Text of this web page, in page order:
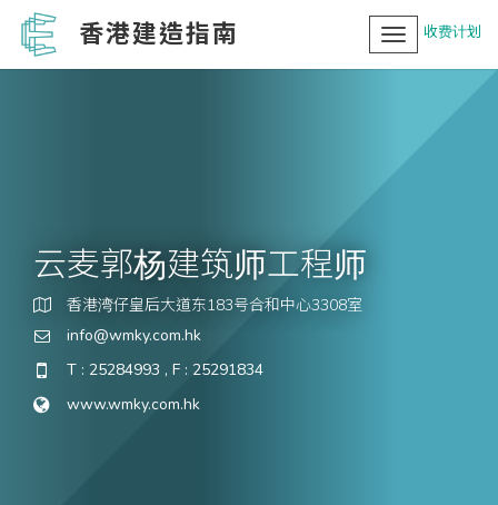
香港建造指南 收费计划
Toggle
navigation
云麦郭杨建筑师工程师
香港湾仔皇后大道东183号合和中心3308室
info@wmky.com.hk
T : 25284993 , F : 25291834
www.wmky.com.hk